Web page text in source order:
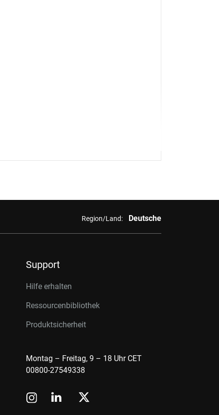
Region/Land: Deutsche
Support
Hilfe erhalten
Ressourcenbibliothek
Produktsicherheit
Montag – Freitag, 9 – 18 Uhr CET
00800-27549338